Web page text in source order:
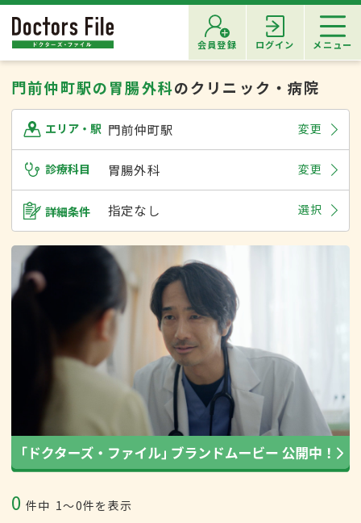
会員登録 ログイン メニュー
門前仲町駅の胃腸外科のクリニック・病院
エリア・駅 門前仲町駅 変更
診療科目 胃腸外科 変更
詳細条件 指定なし 選択
0 件中 1〜0件を表示